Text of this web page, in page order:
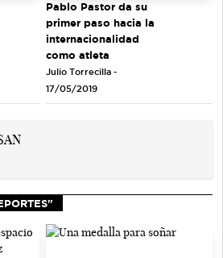
Pablo Pastor da su
primer paso hacia la
internacionalidad
como atleta
Julio Torrecilla -
17/05/2019